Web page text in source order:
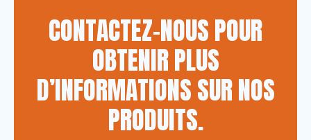
CONTACTEZ-NOUS POUR
OBTENIR PLUS
D’INFORMATIONS SUR NOS
PRODUITS.